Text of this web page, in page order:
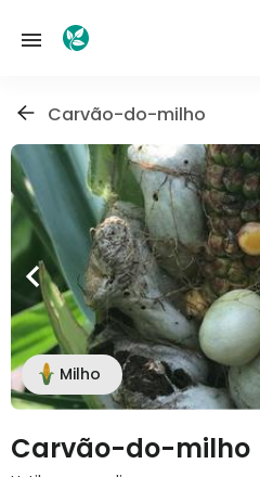
Carvão-do-milho
Milho
Carvão-do-milho